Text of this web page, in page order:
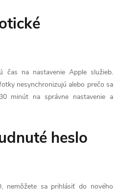
čas na nastavenie Apple služieb.
nesynchronizujú alebo prečo sa
minút na správne nastavenie a
heslo
nemôžete sa prihlásiť do nového